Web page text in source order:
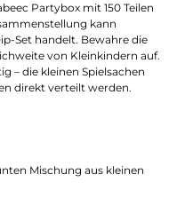
Partybox mit 150 Teilen
kann
Set handelt. Bewahre die
von Kleinkindern auf.
– die kleinen Spielsachen
direkt verteilt werden.
Mischung aus kleinen